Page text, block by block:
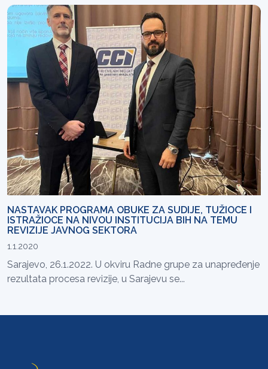
NASTAVAK PROGRAMA OBUKE ZA SUDIJE, TUŽIOCE I
ISTRAŽIOCE NA NIVOU INSTITUCIJA BIH NA TEMU
REVIZIJE JAVNOG SEKTORA
1.1.2020
Sarajevo, 26.1.2022. U okviru Radne grupe za unapređenje
rezultata procesa revizije, u Sarajevu se...